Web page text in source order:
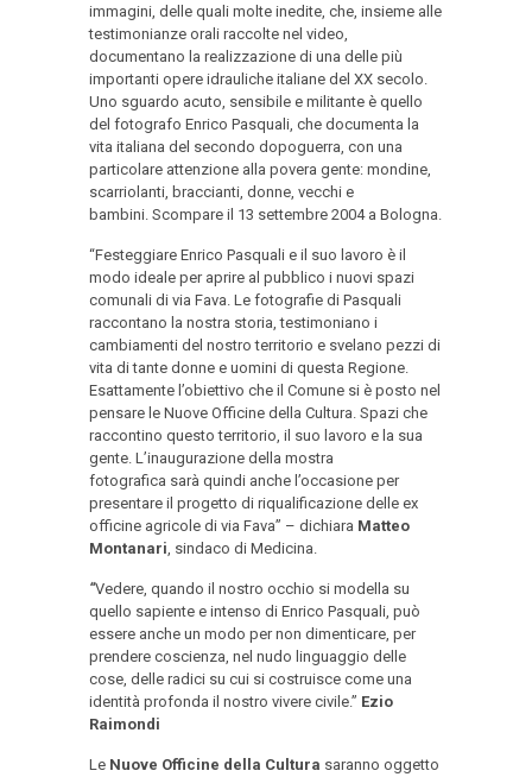
immagini, delle quali molte inedite, che, insieme alle
testimonianze orali raccolte nel video,
documentano la realizzazione di una delle più
importanti opere idrauliche italiane del XX secolo.
Uno sguardo acuto, sensibile e militante è quello
del fotografo Enrico Pasquali, che documenta la
vita italiana del secondo dopoguerra, con una
particolare attenzione alla povera gente: mondine,
scarriolanti, braccianti, donne, vecchi e
bambini. Scompare il 13 settembre 2004 a Bologna.
“Festeggiare Enrico Pasquali e il suo lavoro è il
modo ideale per aprire al pubblico i nuovi spazi
comunali di via Fava. Le fotografie di Pasquali
raccontano la nostra storia, testimoniano i
cambiamenti del nostro territorio e svelano pezzi di
vita di tante donne e uomini di questa Regione.
Esattamente l’obiettivo che il Comune si è posto nel
pensare le Nuove Officine della Cultura. Spazi che
raccontino questo territorio, il suo lavoro e la sua
gente. L’inaugurazione della mostra
fotografica sarà quindi anche l’occasione per
presentare il progetto di riqualificazione delle ex
officine agricole di via Fava” – dichiara Matteo
Montanari, sindaco di Medicina.
“Vedere, quando il nostro occhio si modella su
quello sapiente e intenso di Enrico Pasquali, può
essere anche un modo per non dimenticare, per
prendere coscienza, nel nudo linguaggio delle
cose, delle radici su cui si costruisce come una
identità profonda il nostro vivere civile.” Ezio
Raimondi
Le Nuove Officine della Cultura saranno oggetto